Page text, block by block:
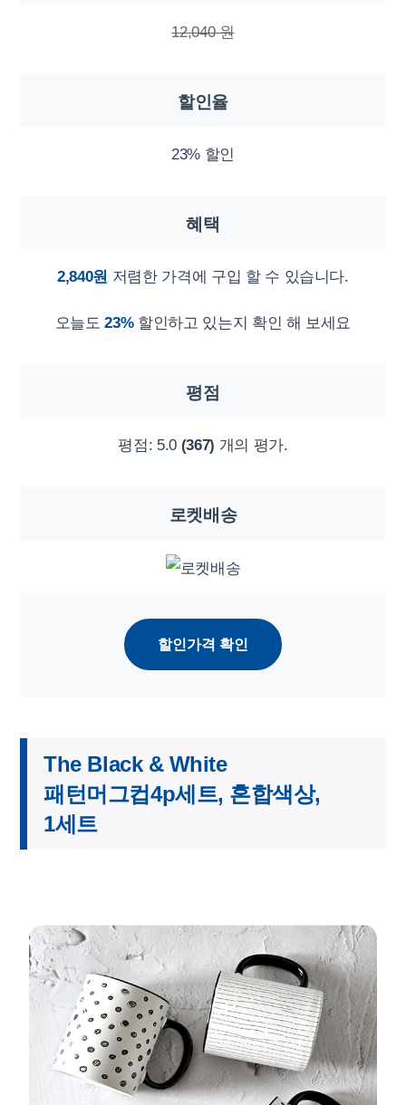
12,040 원
할인율
23% 할인
혜택
2,840원 저렴한 가격에 구입 할 수 있습니다.
오늘도23%할인하고 있는지 확인 해 보세요
평점
평점: 5.0 (367) 개의 평가.
로켓배송
할인가격 확인
The Black & White
패턴머그컵4p세트, 혼합색상,
1세트